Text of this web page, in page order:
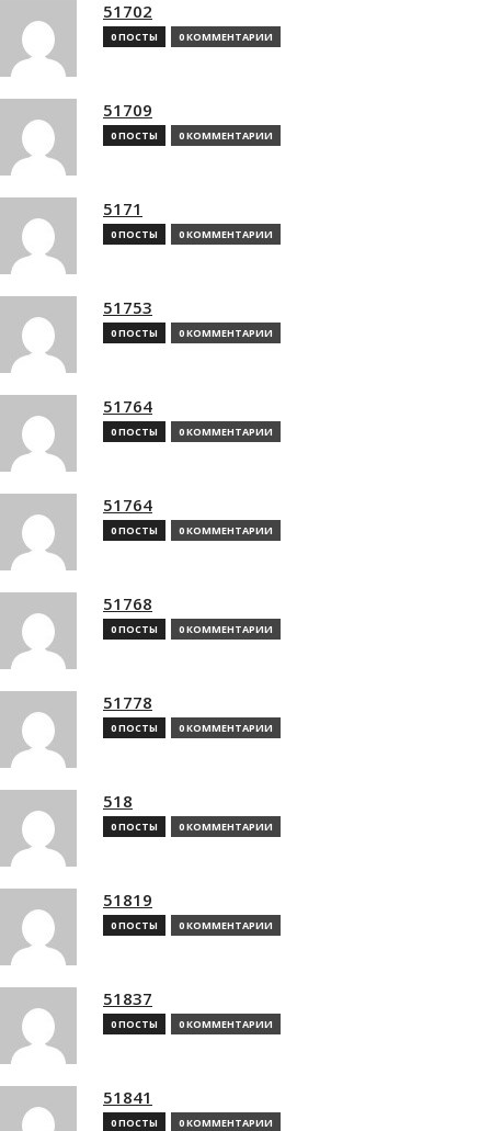
51702
0 ПОСТЫ 0 КОММЕНТАРИИ
51709
0 ПОСТЫ 0 КОММЕНТАРИИ
5171
0 ПОСТЫ 0 КОММЕНТАРИИ
51753
0 ПОСТЫ 0 КОММЕНТАРИИ
51764
0 ПОСТЫ 0 КОММЕНТАРИИ
51764
0 ПОСТЫ 0 КОММЕНТАРИИ
51768
0 ПОСТЫ 0 КОММЕНТАРИИ
51778
0 ПОСТЫ 0 КОММЕНТАРИИ
518
0 ПОСТЫ 0 КОММЕНТАРИИ
51819
0 ПОСТЫ 0 КОММЕНТАРИИ
51837
0 ПОСТЫ 0 КОММЕНТАРИИ
51841
0 ПОСТЫ 0 КОММЕНТАРИИ